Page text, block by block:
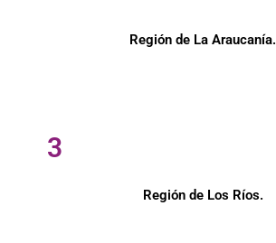
Región de La Araucanía.
3
Región de Los Ríos.